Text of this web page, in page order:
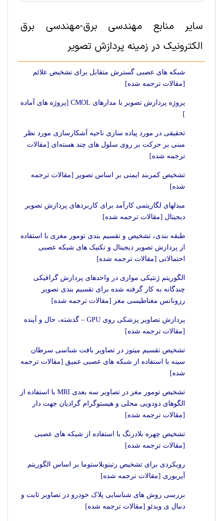
سایر منابع مهندسی برق-مهندسی برق
الکترونیک در زمینه پردازش تصویر
شبکه های عصبی گسترش متقابل برای تشخیص علائم
[مقالات ترجمه شده]
پروژه پردازش تصویر با مدارهای CMOL [پروژه های آماده
]
تحقیقی در مورد پیاده سازی ناحیه آشکارسازی مورد نظر
مبنی بر حرکت بر روی سلول های چند هسته‌ای [مقالات
ترجمه شده]
تشخیص کمربند ایمنی بر اساس تصویر [مقالات ترجمه
شده]
مبدل‎های لگاریتمی کارآمد برای کاربردهای پردازش تصویر
دیجیتال [مقالات ترجمه شده]
طبقه بندی، تشخیص و تقسیم بندی تومور مغزی با استفاده
از پردازش تصویر دیجیتال و تکنیک های شبکه عصبی
احتمالاتی [مقالات ترجمه شده]
الگوریتم ژنتیکی موازی در واحدهای پردازش گرافیکی
چندگانه به کار گرفته شده برای تقسیم بندی تصویر
رزونانس مغناطیسی مغز [مقالات ترجمه شده]
پردازش تصاویر پزشکی روی GPU – گذشته، حال و آینده
[مقالات ترجمه شده]
تشخیص تقسیم میتوز در تصاویر بافت شناسی سرطان
سینه با استفاده از شبکه های عصبی عمیق [مقالات ترجمه
شده]
تشخیص تومور مغز در تصاویر سه بعدی MRI با استفاده از
الگوهای دودویی محلی و هیستوگرام گرادیان جهت دار
[مقالات ترجمه شده]
تشخیص چهره بلادرنگ با استفاده از شبکه های عصبی
[مقالات ترجمه شده]
رویکردی برای تشخیص رتینوبلاستوما بر اساس الگوریتم
آپریوری [مقالات ترجمه شده]
بررسی روش های شناسایی پلاک خودرو در تصاویر ثابت و
دنبال ی ویدئو [مقالات ترجمه شده]